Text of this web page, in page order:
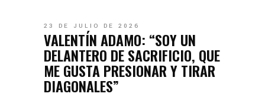
23 DE JULIO DE 2026
VALENTÍN ADAMO: “SOY UN
DELANTERO DE SACRIFICIO, QUE
ME GUSTA PRESIONAR Y TIRAR
DIAGONALES”